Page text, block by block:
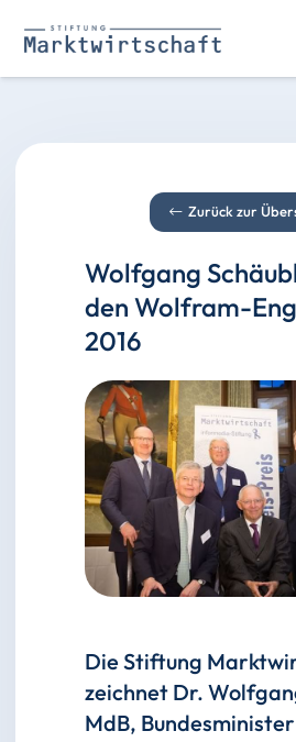
Zurück zur
Wolfgang
den Wolfram-
2016
Die Stiftung
zeichnet Dr.
MdB,